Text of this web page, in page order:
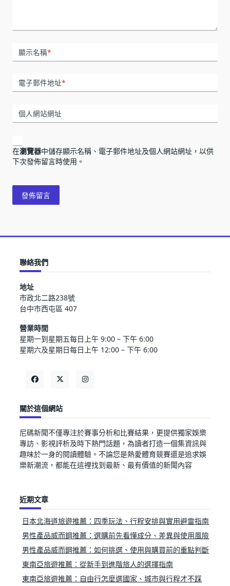
顯示名稱*
電子郵件地址*
個人網站網址
在瀏覽器中儲存顯示名稱、電子郵件地址及個人網站網址，以供
下次發佈留言時使用。
聯絡我們
地址
市政北二路238號
台中市西屯區 407
營業時間
星期一到星期五每日上午 9:00 – 下午 6:00
星期六及星期日每日上午 12:00 – 下午 6:00
關於這個網站
尼碼新聞不僅專注於賽事分析和比賽結果，更提供獨家娛樂
專訪、影視評析及時下熱門話題，為讀者打造一個集資訊與
趣味於一身的閱讀體驗。不論您是熱愛體育競賽還是追求娛
樂新潮流，都能在這裡找到最新、最有價值的新聞內容
近期文章
日本北海道旅遊推薦：四季玩法、行程安排與實用避雷指南
男性產品威而鋼推薦：選購前先看懂成分、差異與使用風險
男性產品威而鋼推薦：如何挑選、使用與購買前的重點判斷
東南亞旅遊推薦：從新手到進階旅人的選擇指南
東南亞旅遊推薦：自由行怎麼選國家、城市與行程才不踩